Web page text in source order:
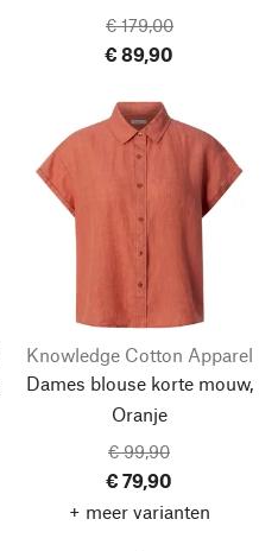
€ 179,00
€ 89,90
Knowledge Cotton Apparel
Dames blouse korte mouw,
Oranje
€ 99,90
€ 79,90
+ meer varianten